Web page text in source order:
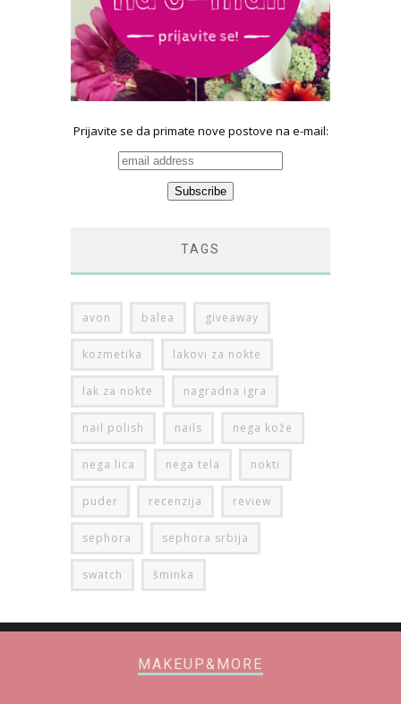
Prijavite se da primate nove postove na e-mail:
TAGS
avon balea giveaway
kozmetika lakovi za nokte
lak za nokte nagradna igra
nail polish nails nega kože
nega lica nega tela nokti
puder recenzija review
sephora sephora srbija
swatch šminka
MAKEUP&MORE